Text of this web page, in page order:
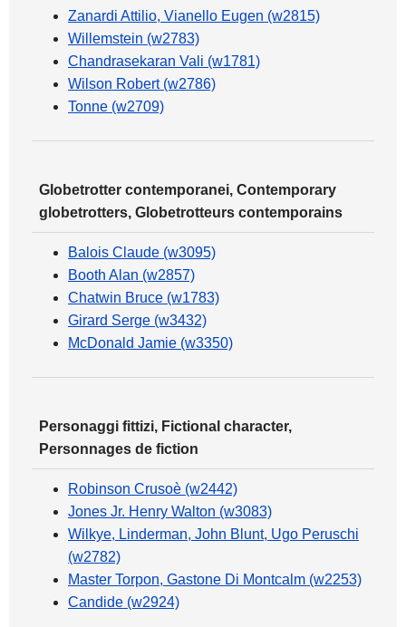
Zanardi Attilio, Vianello Eugen (w2815)
Willemstein (w2783)
Chandrasekaran Vali (w1781)
Wilson Robert (w2786)
Tonne (w2709)
Globetrotter contemporanei, Contemporary
globetrotters, Globetrotteurs contemporains
Balois Claude (w3095)
Booth Alan (w2857)
Chatwin Bruce (w1783)
Girard Serge (w3432)
McDonald Jamie (w3350)
Personaggi fittizi, Fictional character,
Personnages de fiction
Robinson Crusoè (w2442)
Jones Jr. Henry Walton (w3083)
Wilkye, Linderman, John Blunt, Ugo Peruschi
(w2782)
Master Torpon, Gastone Di Montcalm (w2253)
Candide (w2924)